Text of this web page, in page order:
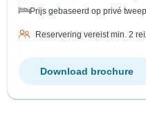
Prijs gebaseerd op privé
Reservering vereist min. 2
Download brochure